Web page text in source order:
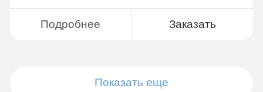
Подробнее Заказать
Показать еще